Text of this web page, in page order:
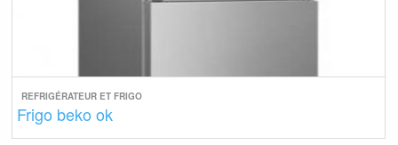
REFRIGÉRATEUR ET FRIGO
Frigo beko ok